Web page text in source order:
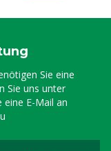
Sie eine
Sie uns unter
eine E-Mail an